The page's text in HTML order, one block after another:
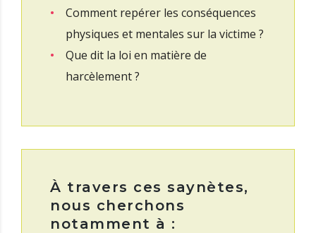
Comment repérer les conséquences
physiques et mentales sur la victime ?
Que dit la loi en matière de
harcèlement ?
À travers ces saynètes,
nous cherchons
notamment à :